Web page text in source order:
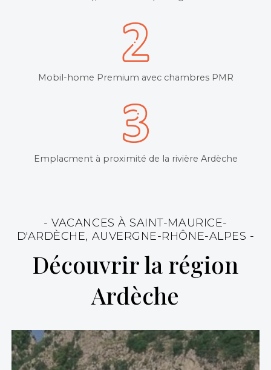
Mobil-home Premium avec chambres PMR
Emplacment à proximité de la rivière Ardèche
- VACANCES À SAINT-MAURICE-
D'ARDÈCHE, AUVERGNE-RHÔNE-ALPES -
Découvrir la région
Ardèche